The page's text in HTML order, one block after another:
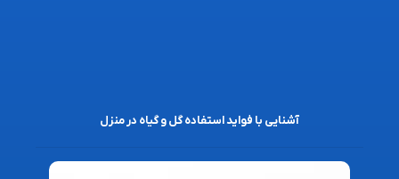
آشنایی با فواید استفاده گل و گیاه در منزل